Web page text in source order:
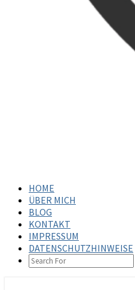
HOME
ÜBER MICH
BLOG
KONTAKT
IMPRESSUM
DATENSCHUTZHINWEISE
SEARCH
ICON